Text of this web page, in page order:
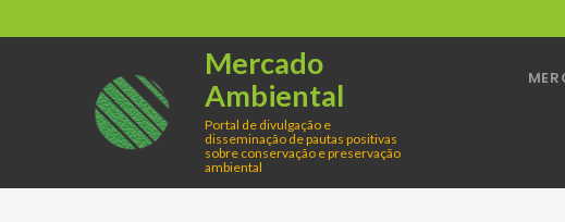
to
Mercado
Ambiental
Portal de divulgação e
disseminação de pautas positivas
sobre conservação e preservação
ambiental